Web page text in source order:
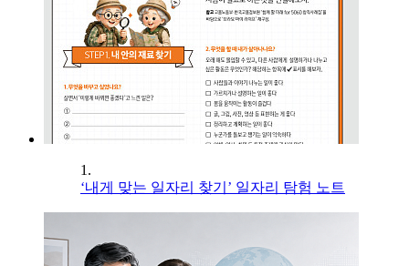
1.
‘내게 맞는 일자리 찾기’ 일자리 탐험 노트